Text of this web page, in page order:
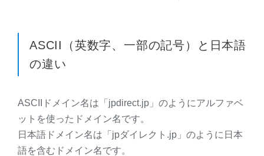
ASCII（英数字、一部の記号）と日本語
の違い
ASCIIドメイン名は「jpdirect.jp」のようにアルファベ
ットを使ったドメイン名です。
日本語ドメイン名は「jpダイレクト.jp」のように日本
語を含むドメイン名です。